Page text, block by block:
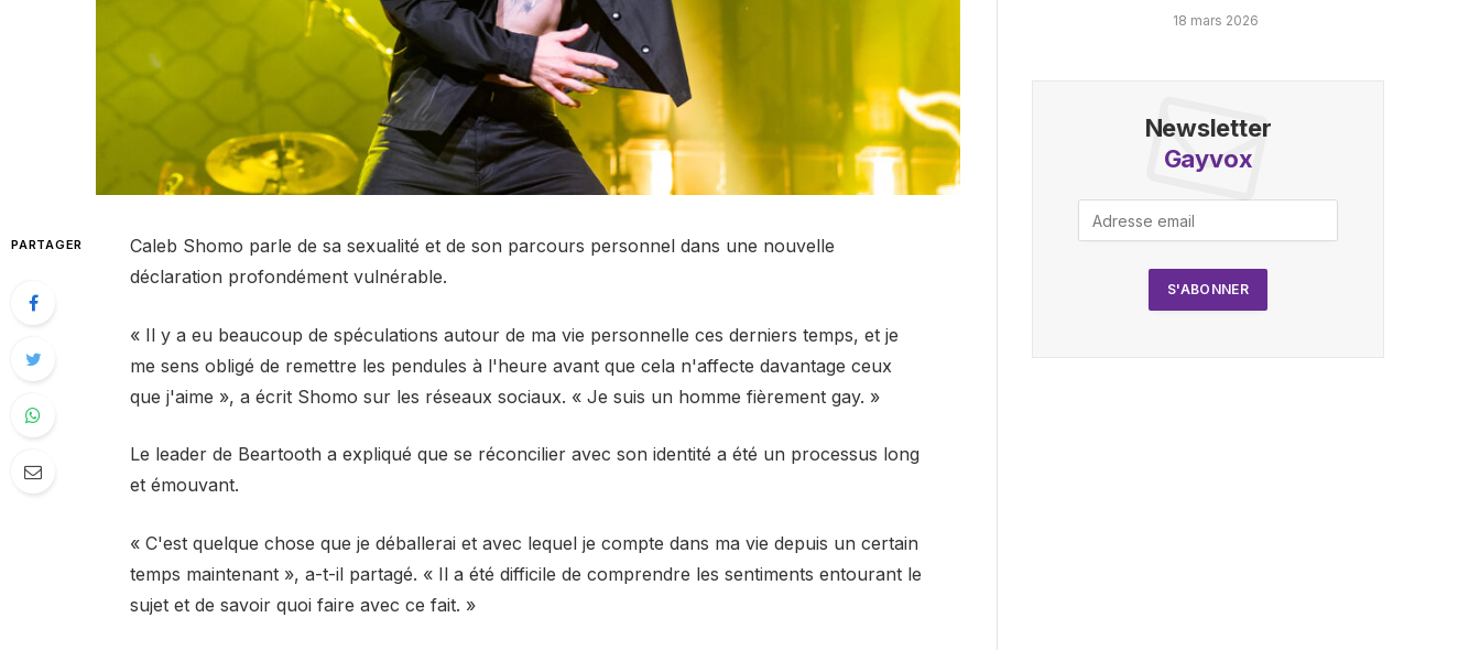
PARTAGER
Caleb Shomo parle de sa sexualité et de son parcours personnel dans une nouvelle
déclaration profondément vulnérable.
« Il y a eu beaucoup de spéculations autour de ma vie personnelle ces derniers temps, et je
me sens obligé de remettre les pendules à l'heure avant que cela n'affecte davantage ceux
que j'aime », a écrit Shomo sur les réseaux sociaux. « Je suis un homme fièrement gay. »
Le leader de Beartooth a expliqué que se réconcilier avec son identité a été un processus long
et émouvant.
« C'est quelque chose que je déballerai et avec lequel je compte dans ma vie depuis un certain
temps maintenant », a-t-il partagé. « Il a été difficile de comprendre les sentiments entourant le
sujet et de savoir quoi faire avec ce fait. »
18 mars 2026
Newsletter
Gayvox